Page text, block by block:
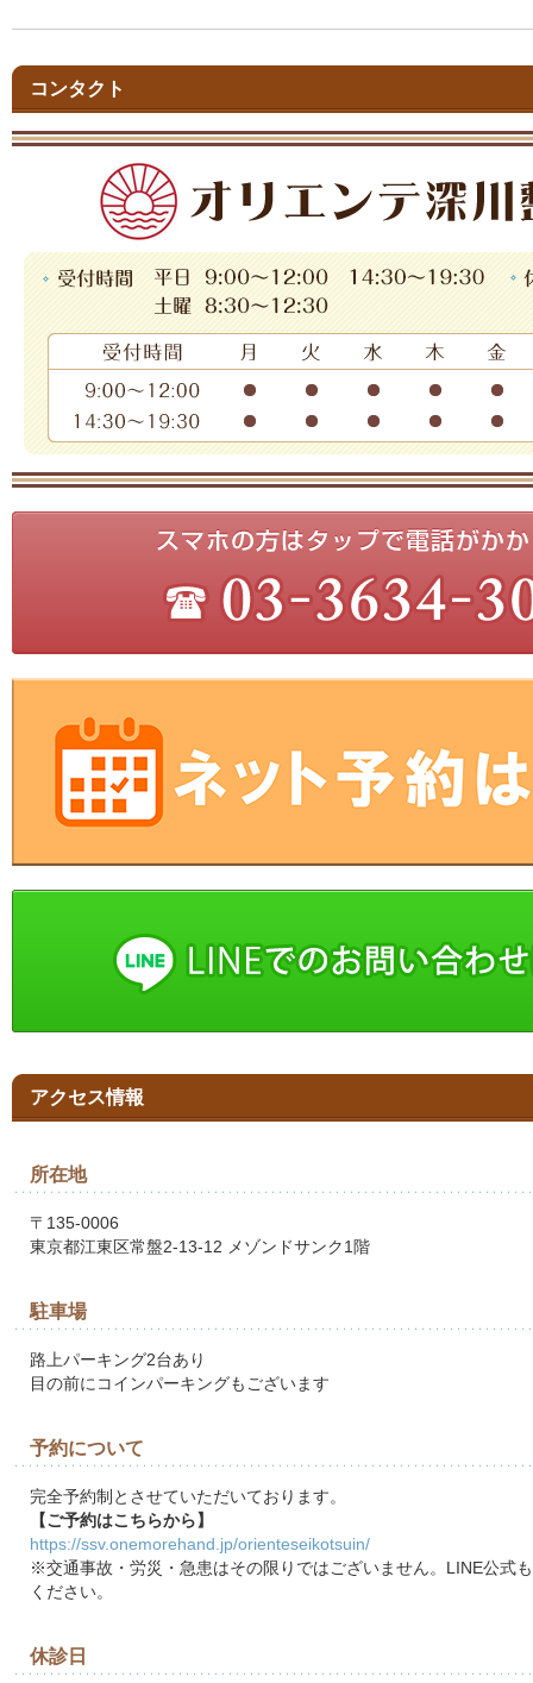
コンタクト
アクセス情報
所在地
〒135-0006
東京都江東区常盤2-13-12 メゾンドサンク1階
駐車場
路上パーキング2台あり
目の前にコインパーキングもございます
予約について
完全予約制とさせていただいております。
【ご予約はこちらから】
https://ssv.onemorehand.jp/orienteseikotsuin/
※交通事故・労災・急患はその限りではございません。LINE公式
ください。
休診日